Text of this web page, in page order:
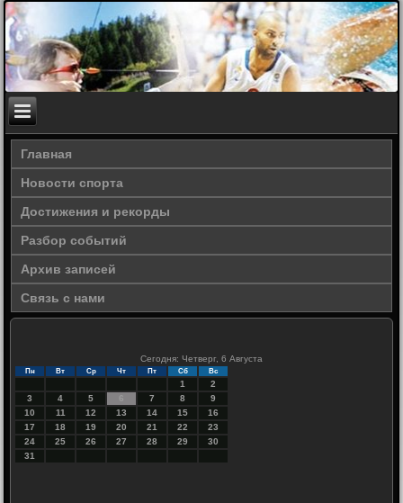
Главная
Новости спорта
Достижения и рекорды
Разбор событий
Архив записей
Связь с нами
Сегодня: Четверг, 6 Августа
Пн Вт Ср Чт Пт Сб Вс
1
2
3
4 5 6 7 8
9
10
11 12 13 14 15
16
17
18 19 20 21 22
23
24
25 26 27 28 29
30
31